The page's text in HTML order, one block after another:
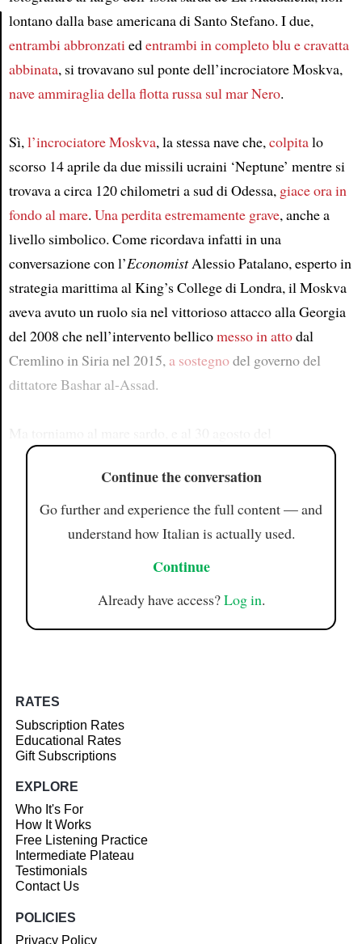
lontano dalla base americana di Santo Stefano. I due,
entrambi abbronzatiedentrambi in completo blu e cravatta
abbinata, si trovavano sul ponte dell’incrociatore Moskva,
nave ammiragliadella flotta russa sul mar Nero.
Sì,l’incrociatore Moskva, la stessa nave che,colpitalo
scorso 14 aprile da due missili ucraini ‘Neptune’ mentre si
trovava a circa 120 chilometri a sud di Odessa, giace ora in
fondo al mare. Una perdita estremamente grave, anche a
livello simbolico. Come ricordava infatti in una
conversazione con l’EconomistAlessio Patalano, esperto in
strategia marittima al King’s College di Londra, il Moskva
aveva avuto un ruolo sia nel vittorioso attacco alla Georgia
del 2008 che nell’intervento bellicomesso in attodal
Cremlino in Siria nel 2015,a sostegnodel governo del
dittatore Bashar al-Assad.
Continue the conversation
Go further and experience the full content — and
understand how Italian is actually used.
Continue
Already have access?Log in.
RATES
Subscription Rates
Educational Rates
Gift Subscriptions
EXPLORE
Who It's For
How It Works
Free Listening Practice
Intermediate Plateau
Testimonials
Contact Us
POLICIES
Privacy Policy